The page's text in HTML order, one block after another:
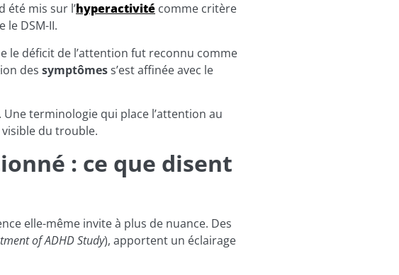
été mis sur l’hyperactivité comme critère
le DSM-II.
le déficit de l’attention fut reconnu comme
des symptômess’est affinée avec le
terminologie qui place l’attention au
du trouble.
: ce que disent
elle-même invite à plus de nuance. Des
of ADHD Study), apportent un éclairage